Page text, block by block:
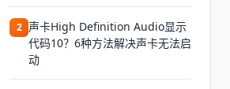
2 声卡High Definition Audio显示
代码10？6种方法解决声卡无法启
动